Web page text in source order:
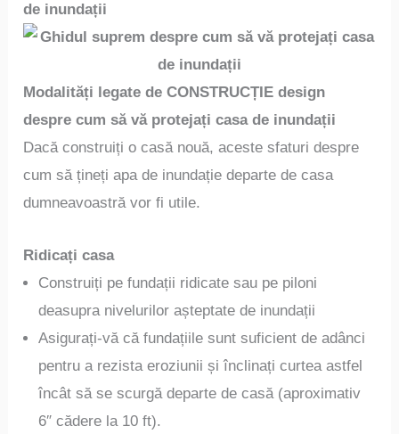
de inundații
Modalități legate de CONSTRUCȚIE design
despre cum să vă protejați casa de inundații
Dacă construiți o casă nouă, aceste sfaturi despre
cum să țineți apa de inundație departe de casa
dumneavoastră vor fi utile.
Ridicați casa
Construiți pe fundații ridicate sau pe piloni
deasupra nivelurilor așteptate de inundații
Asigurați-vă că fundațiile sunt suficient de adânci
pentru a rezista eroziunii și înclinați curtea astfel
încât să se scurgă departe de casă (aproximativ
6″ cădere la 10 ft).